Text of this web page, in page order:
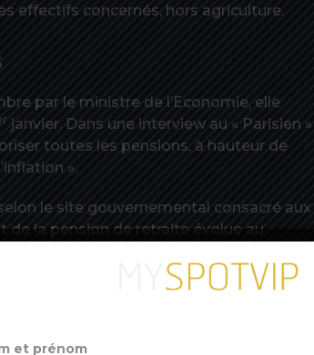
effectifs concernés, hors agriculture.
par le ministre de l’Economie, elle
janvier. Dans une interview au « Parisien »
toutes les pensions, à hauteur de
».
le site gouvernemental consacré aux
de la pension de retraite évolue au
valeur moyenne de l’indice des prix à la